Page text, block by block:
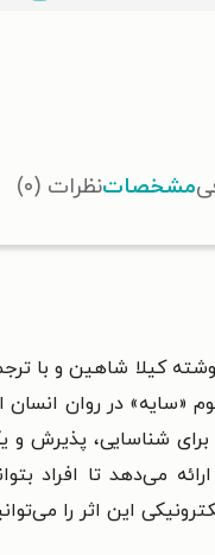
مشخصاتنظرات (۰)
کیلا شاهین و
«سایه» در روان
برای شناسایی،
می‌دهد تا افراد
این اثر را